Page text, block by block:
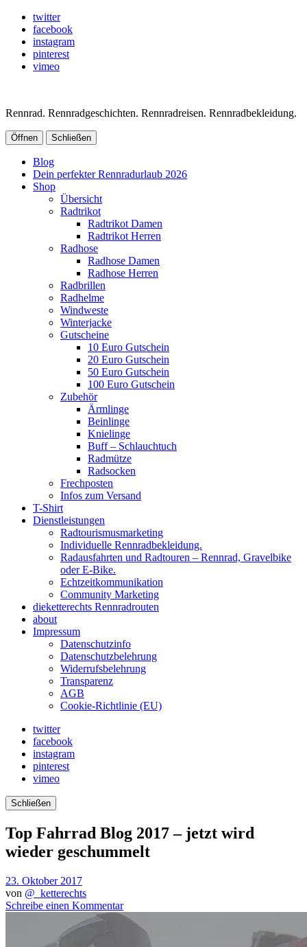
twitter
facebook
instagram
pinterest
vimeo
Rennrad. Rennradgeschichten. Rennradreisen. Rennradbekleidung.
Öffnen Schließen
Blog
Dein perfekter Rennradurlaub 2026
Shop
Übersicht
Radtrikot
Radtrikot Damen
Radtrikot Herren
Radhose
Radhose Damen
Radhose Herren
Radbrillen
Radhelme
Windweste
Winterjacke
Gutscheine
10 Euro Gutschein
20 Euro Gutschein
50 Euro Gutschein
100 Euro Gutschein
Zubehör
Ärmlinge
Beinlinge
Knielinge
Buff – Schlauchtuch
Radmütze
Radsocken
Frechposten
Infos zum Versand
T-Shirt
Dienstleistungen
Radtourismusmarketing
Individuelle Rennradbekleidung.
Radausfahrten und Radtouren – Rennrad, Gravelbike
oder E-Bike.
Echtzeitkommunikation
Community Marketing
dieketterechts Rennradrouten
about
Impressum
Datenschutzinfo
Datenschutzbelehrung
Widerrufsbelehrung
Transparenz
AGB
Cookie-Richtlinie (EU)
twitter
facebook
instagram
pinterest
vimeo
Schließen
Top Fahrrad Blog 2017 – jetzt wird
wieder geschummelt
23. Oktober 2017
von @_ketterechts
Schreibe einen Kommentar